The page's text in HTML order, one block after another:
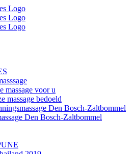
massage voor u
massage bedoeld
Den Bosch-Zaltbommel
Den Bosch-Zaltbommel